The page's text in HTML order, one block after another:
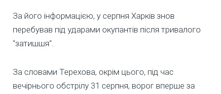
За його інформацією, у серпня Харків знов
перебував під ударами окупантів після тривалого
"затишшя".
За словами Терехова, окрім цього, під час
вечірнього обстрілу 31 серпня, ворог вперше за